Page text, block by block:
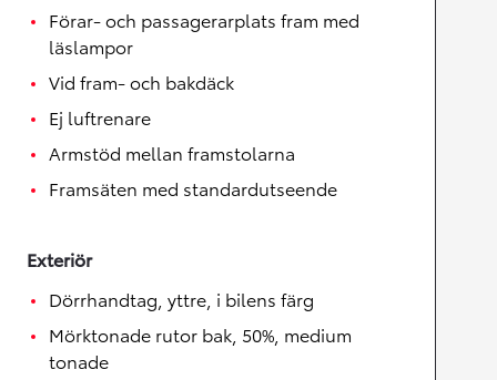
Förar- och passagerarplats fram med
läslampor
Vid fram- och bakdäck
Ej luftrenare
Armstöd mellan framstolarna
Framsäten med standardutseende
Exteriör
Dörrhandtag, yttre, i bilens färg
Mörktonade rutor bak, 50%, medium
tonade